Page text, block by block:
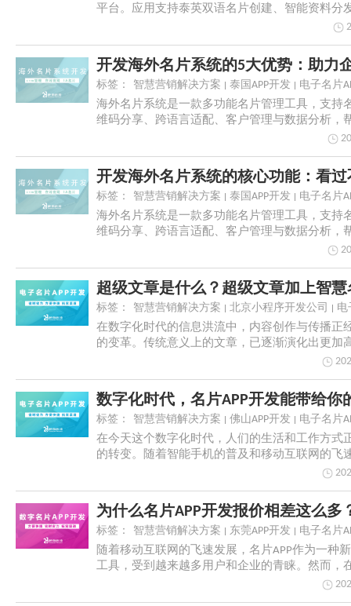
平台。应用支持泰英双语名片创建、智能资料分
标签： 智慧营销解决方案 泰国APP开发
电子名片
海外名片系统是一款多功能名片管理工具，支持
维码分享、跨语言适配、客户管理与数据分析，
标签： 智慧营销解决方案 泰国APP开发
电子名片
海外名片系统是一款多功能名片管理工具，支持
维码分享、跨语言适配、客户管理与数据分析，
标签： 智慧营销解决方案 北京小程序开发公司
电
在数字化时代的信息洪流中，内容创作与传播正
的变革。传统意义上的文章，已逐渐演化出更加
标签： 智慧营销解决方案 佛山APP开发
电子名片
在今天这个数字化时代，人们的生活和工作方式
的转变。随着智能手机的普及和移动互联网的飞
标签： 智慧营销解决方案 东莞APP开发
电子名片
随着移动互联网的飞速发展，名片APP作为一种
工具，受到越来越多用户和企业的青睐。然而，